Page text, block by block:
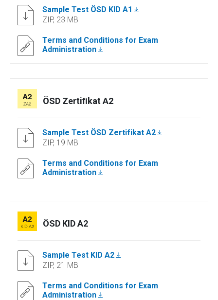
Sample Test ÖSD KID A1
ZIP, 23 MB
Terms and Conditions for Exam
Administration
ÖSD Zertiﬁkat A2
Sample Test ÖSD Zertifikat A2
ZIP, 19 MB
Terms and Conditions for Exam
Administration
ÖSD KID A2
Sample Test KID A2
ZIP, 21 MB
Terms and Conditions for Exam
Administration